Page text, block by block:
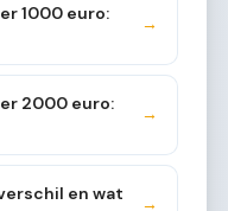
1000 euro:
→
2000 euro:
→
en wat
→